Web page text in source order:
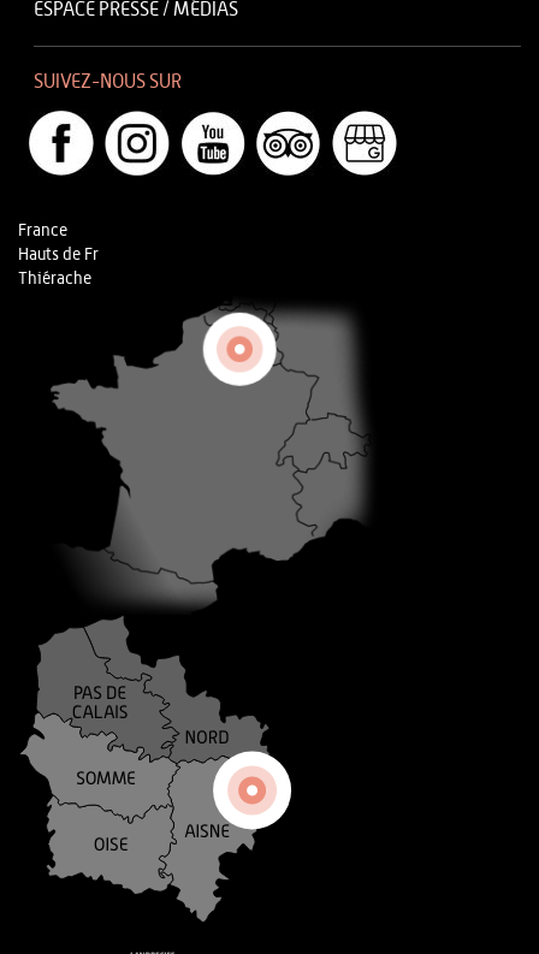
ESPACE PRESSE / MÉDIAS
SUIVEZ-NOUS SUR
France
Hauts de Fr
Thiérache